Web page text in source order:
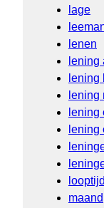
lage
lenen
lening
lening
lening
lening
lening
looptijd
maand